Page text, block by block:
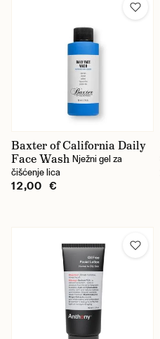
Baxter of California Daily
Face Wash Nježni gel za
čišćenje lica
12,00 €